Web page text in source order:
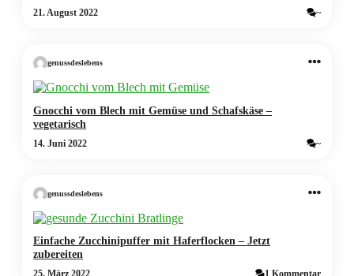
21. August 2022 ~
genussdeslebens
Gnocchi vom Blech mit Gemüse und Schafskäse –
vegetarisch
14. Juni 2022 ~
genussdeslebens
Einfache Zucchinipuffer mit Haferflocken – Jetzt
zubereiten